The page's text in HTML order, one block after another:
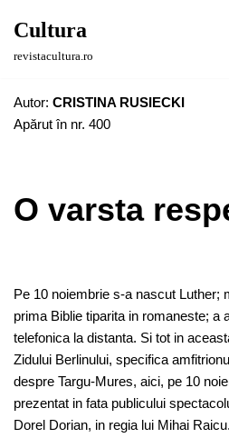
Sari
Cultura
revistacultura.ro
Autor: CRISTINA RUSIECKI
Apărut în nr. 400
O varsta
Pe 10 noiembrie s-a nascut Luther;
prima Biblie tiparita in romaneste; a
telefonica la distanta. Si tot in
Zidului Berlinului, specifica
despre Targu-Mures, aici, pe 10
prezentat in fata publicului
Dorel Dorian, in regia lui Mihai